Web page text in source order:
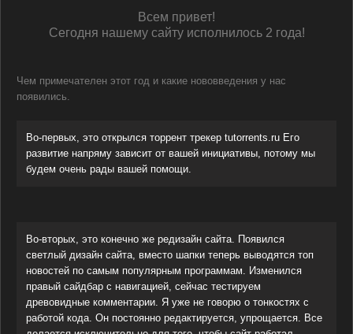
Всем привет!
Сегодня нашему сайту исполнилось 2 года!
Чем примечателен этот год и какие нововведения у нас
появились.
Во-первых, это открылся торрент трекер tutorrents.ru Его
развитие напряму зависит от вашей инициативы, потому мы
будем очень рады вашей помощи.
Во-вторых, это конечно же редизайн сайта. Появился
светлый дизайн сайта, вместо шапки теперь выводятся топ
новостей по самым популярным программам. Изменился
правый сайдбар с навигацией, сейчас тестируем
древовидные комментарии. Я уже не говорю о тонкостях с
работой кода. Он постоянно редактируется, упрощается. Все